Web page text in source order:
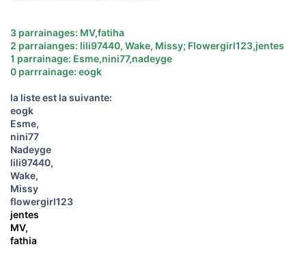
3 parrainages: MV,fatiha
2 parraianges: lili97440, Wake, Missy; Flowergirl123,jentes
1 parrainage: Esme,nini77,nadeyge
0 parrrainage: eogk
la liste est la suivante:
eogk
Esme,
nini77
Nadeyge
lili97440,
Wake,
Missy
flowergirl123
jentes
MV,
fathia